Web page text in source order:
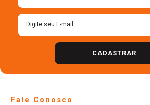
CADASTRAR
Fale Conosco